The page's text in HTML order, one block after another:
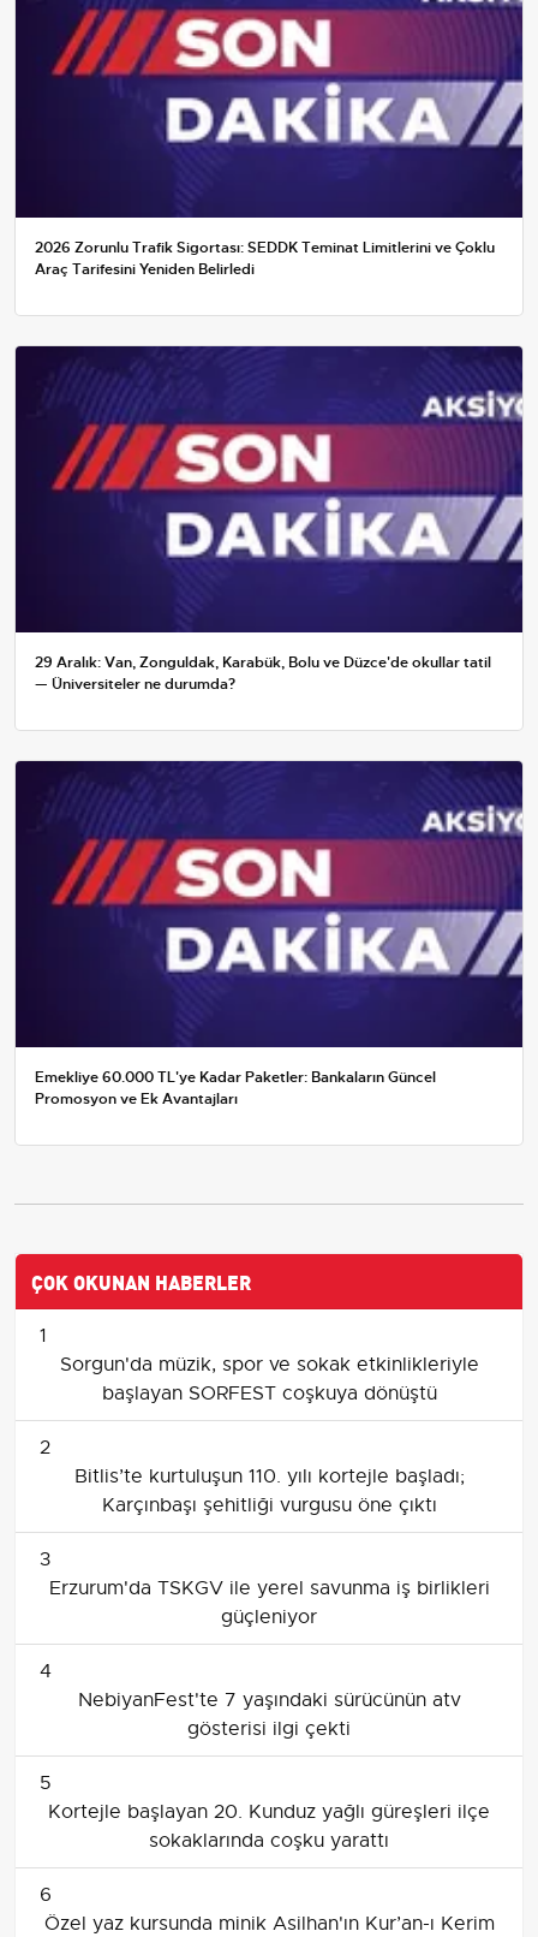
2026 Zorunlu Trafik Sigortası: SEDDK Teminat Limitlerini ve Çoklu
Araç Tarifesini Yeniden Belirledi
29 Aralık: Van, Zonguldak, Karabük, Bolu ve Düzce'de okullar tatil
— Üniversiteler ne durumda?
Emekliye 60.000 TL'ye Kadar Paketler: Bankaların Güncel
Promosyon ve Ek Avantajları
ÇOK OKUNAN HABERLER
1
Sorgun'da müzik, spor ve sokak etkinlikleriyle
başlayan SORFEST coşkuya dönüştü
2
Bitlis’te kurtuluşun 110. yılı kortejle başladı;
Karçınbaşı şehitliği vurgusu öne çıktı
3
Erzurum'da TSKGV ile yerel savunma iş birlikleri
güçleniyor
4
NebiyanFest'te 7 yaşındaki sürücünün atv
gösterisi ilgi çekti
5
Kortejle başlayan 20. Kunduz yağlı güreşleri ilçe
sokaklarında coşku yarattı
6
Özel yaz kursunda minik Asilhan'ın Kur’an-ı Kerim